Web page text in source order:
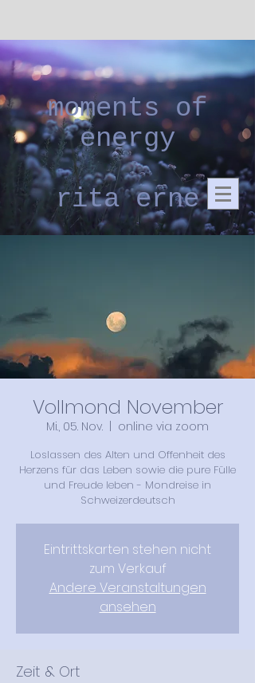
moments of
energy
rita erne
Vollmond November
Mi., 05. Nov. online via zoom
Loslassen des Alten und Offenheit des
Herzens für das Leben sowie die pure Fülle
und Freude leben - Mondreise in
Schweizerdeutsch
Eintrittskarten stehen nicht
zum Verkauf
Andere Veranstaltungen
ansehen
Zeit & Ort